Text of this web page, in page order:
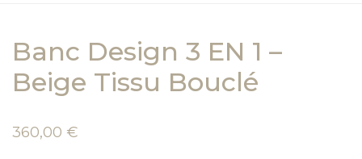
Banc Design 3 EN 1 –
Beige Tissu Bouclé
360,00 €